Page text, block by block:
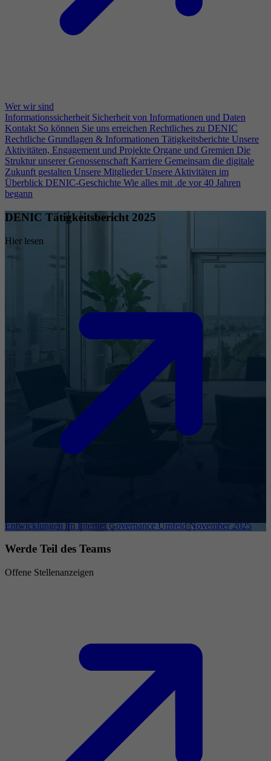
Wer wir sind
Informationssicherheit Sicherheit von Informationen und Daten
Kontakt So können Sie uns erreichen Rechtliches zu DENIC
Rechtliche Grundlagen & Informationen Tätigkeitsberichte Unsere
Aktivitäten, Engagement und Projekte Organe und Gremien Die
Struktur unserer Genossenschaft Karriere Gemeinsam die digitale
Zukunft gestalten Unsere Mitglieder Unsere Aktivitäten im
Überblick DENIC-Geschichte Wie alles mit .de vor 40 Jahren
begann
DENIC Tätigkeitsbericht 2025
Hier lesen
Entwicklungen im Internet Governance Umfeld November 2025
Werde Teil des Teams
Offene Stellenanzeigen